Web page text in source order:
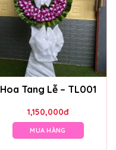
Hoa Tang Lễ – TL001
1,150,000đ
MUA HÀNG